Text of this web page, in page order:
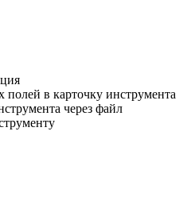
полей в карточку инструмента
через файл